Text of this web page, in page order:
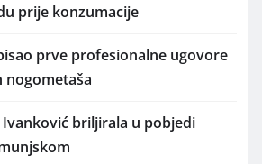
prije konzumacije
prve profesionalne ugovore
Ivanković briljirala u pobjedi